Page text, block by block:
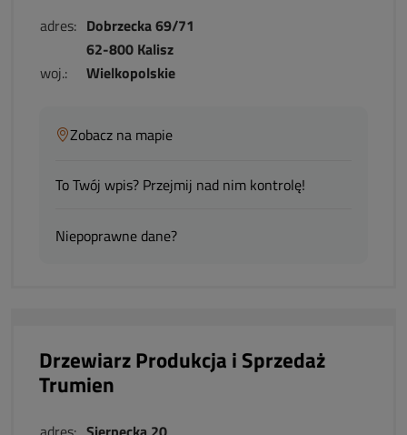
adres: Dobrzecka 69/71
62-800 Kalisz
woj.:
Wielkopolskie
Zobacz na mapie
To Twój wpis? Przejmij nad nim kontrolę!
Niepoprawne dane?
Drzewiarz Produkcja i Sprzedaż
Trumien